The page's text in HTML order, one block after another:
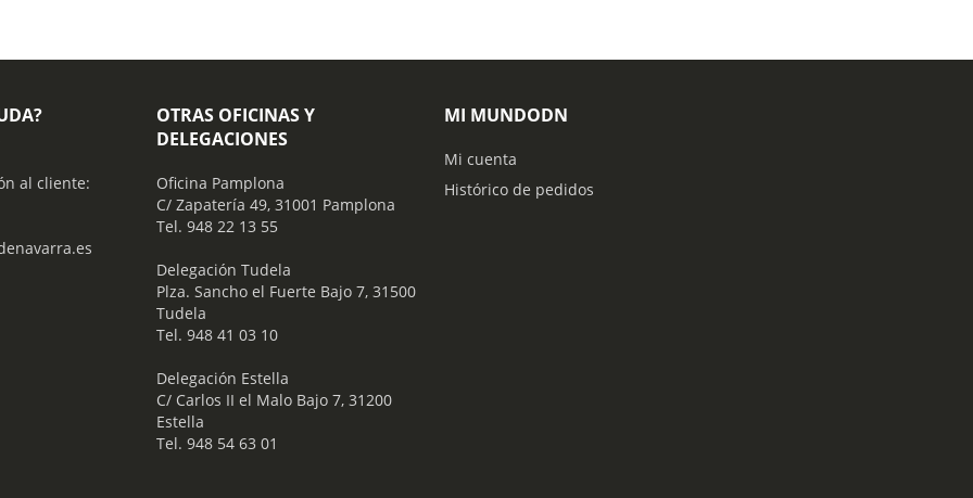
al cliente:
OTRAS OFICINAS Y
DELEGACIONES
Oficina Pamplona
C/ Zapatería 49, 31001 Pamplona
Tel. 948 22 13 55
​ Delegación Tudela
Plza. Sancho el Fuerte Bajo 7, 31500
Tudela
Tel. 948 41 03 10
​ Delegación Estella
C/ Carlos II el Malo Bajo 7, 31200
Estella
Tel. 948 54 63 01
MI MUNDODN
Mi cuenta
Histórico de pedidos